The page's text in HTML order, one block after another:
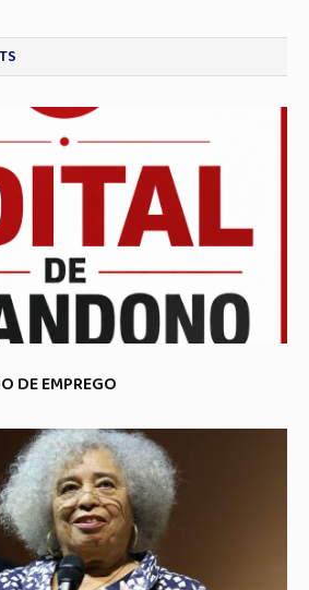
DE EMPREGO